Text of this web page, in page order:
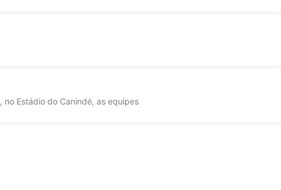
Estádio do Canindé, as equipes